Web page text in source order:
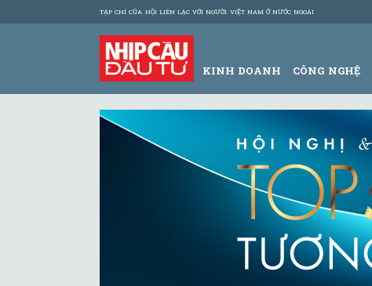
TẠP CHÍ CỦA HỘI LIÊN LẠC VỚI NGƯỜI VIỆT NAM Ở NƯỚC NGOÀI
KINH DOANH CÔNG NGHỆ